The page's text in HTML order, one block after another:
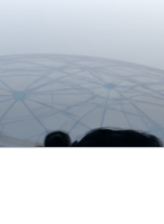
contenido